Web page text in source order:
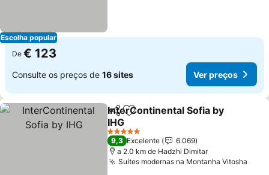
Escolha popular
De € 123
Consulte os preços de 16 sites Ver preços
PartilharAdicionar aos favoritos
InterContinental Sofia by
IHG
5 Estrelas
9,3 Excelente
6.069
a 2.0 km de Hadzhi Dimitar
Suítes modernas na Montanha Vitosha